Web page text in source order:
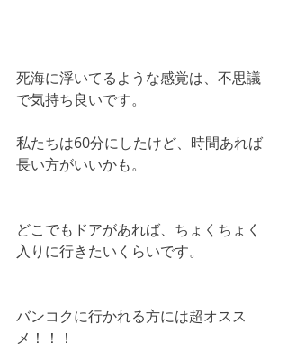
死海に浮いてるような感覚は、不思議
で気持ち良いです。
私たちは60分にしたけど、時間あれば
長い方がいいかも。
どこでもドアがあれば、ちょくちょく
入りに行きたいくらいです。
バンコクに行かれる方には超オスス
メ！！！